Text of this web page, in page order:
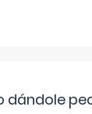
dándole